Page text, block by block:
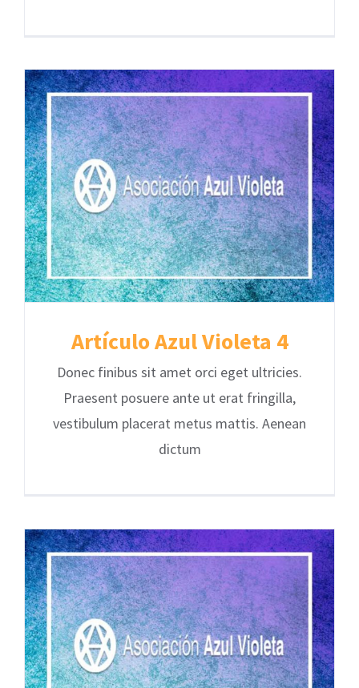
Artículo Azul Violeta 4
Donec finibus sit amet orci eget ultricies.
Praesent posuere ante ut erat fringilla,
vestibulum placerat metus mattis. Aenean
dictum